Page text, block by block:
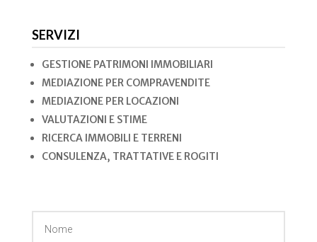
SERVIZI
GESTIONE PATRIMONI IMMOBILIARI
MEDIAZIONE PER COMPRAVENDITE
MEDIAZIONE PER LOCAZIONI
VALUTAZIONI E STIME
RICERCA IMMOBILI E TERRENI
CONSULENZA, TRATTATIVE E ROGITI